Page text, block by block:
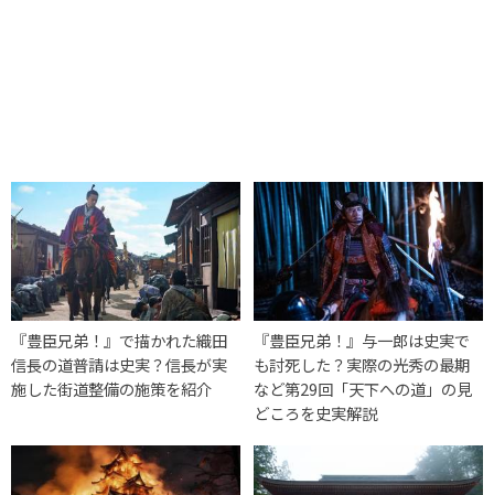
『豊臣兄弟！』で描かれた織田
信長の道普請は史実？信長が実
施した街道整備の施策を紹介
『豊臣兄弟！』与一郎は史実で
も討死した？実際の光秀の最期
など第29回「天下への道」の見
どころを史実解説